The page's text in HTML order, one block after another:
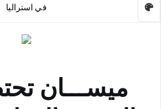
في استراليا
ميســـان